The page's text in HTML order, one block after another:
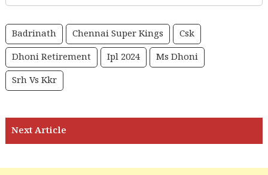
Badrinath Chennai Super Kings
Csk
Dhoni Retirement
Ipl 2024
Ms Dhoni
Srh Vs Kkr